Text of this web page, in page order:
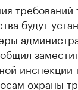
требований
будут
охраны